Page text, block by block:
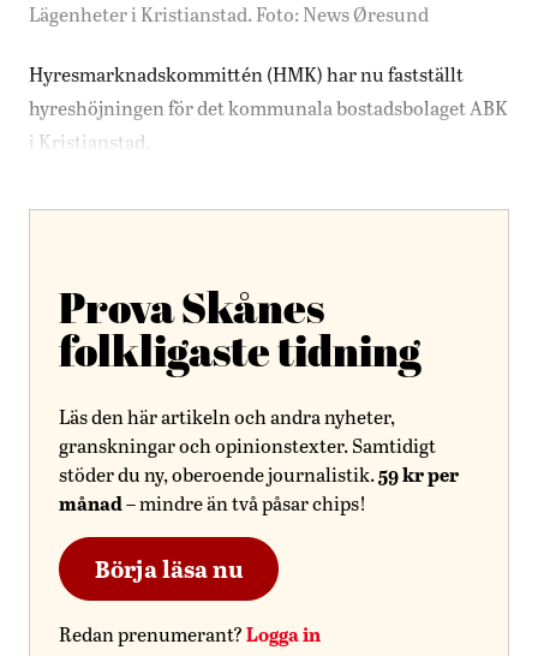
Lägenheter i Kristianstad. Foto: News Øresund
Hyresmarknadskommittén (HMK) har nu fastställt
hyreshöjningen för det kommunala bostadsbolaget ABK
i Kristianstad.
Prova Skånes
folkligaste tidning
Läs den här artikeln och andra nyheter,
granskningar och opinionstexter. Samtidigt
stöder du ny, oberoende journalistik.59 kr per
månad– mindre än två påsar chips!
Börja läsa nu
Redan prenumerant?Logga in